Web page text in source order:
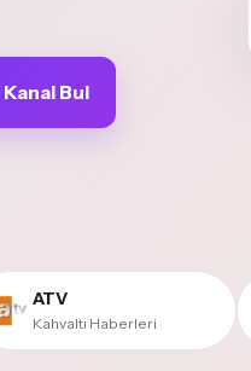
Kanal Bul
ATV
Kahvaltı Haberleri